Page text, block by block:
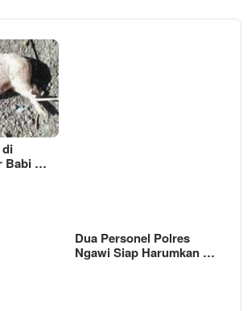
di
Babi …
Dua Personel Polres
Ngawi Siap Harumkan …